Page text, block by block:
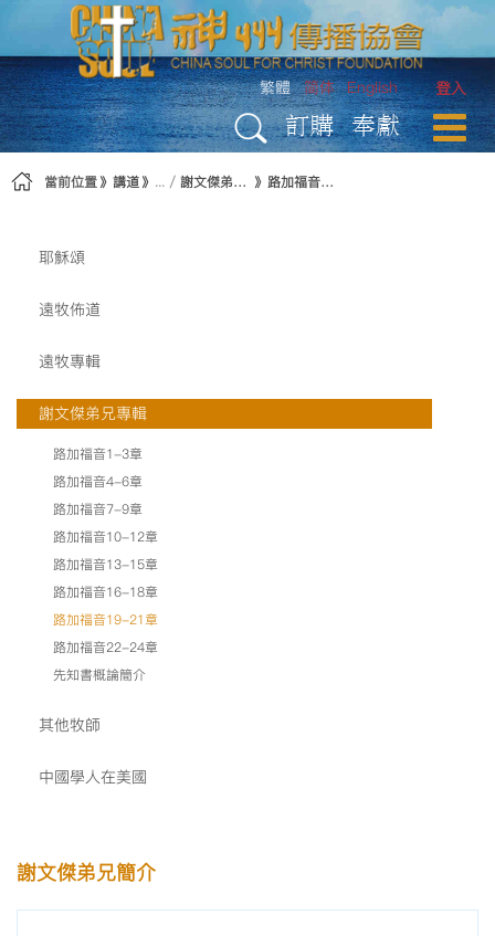
略過到內容
登入
繁體 简体 English
訂購 奉獻
當前位置 講道 謝文傑弟兄專輯 路加福音19-21章
耶穌頌
遠牧佈道
遠牧專輯
謝文傑弟兄專輯
路加福音1-3章
路加福音4-6章
路加福音7-9章
路加福音10-12章
路加福音13-15章
路加福音16-18章
路加福音19-21章
路加福音22-24章
先知書概論簡介
其他牧師
中國學人在美國
謝文傑弟兄簡介